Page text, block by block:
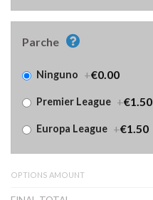
Parche
Ninguno +€0.00
Premier League +€1.50
Europa League +€1.50
OPTIONS AMOUNT